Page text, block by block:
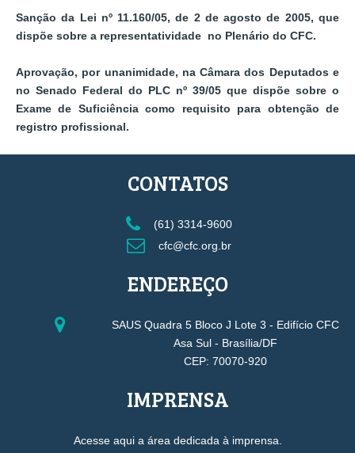
Sanção da Lei nº 11.160/05, de 2 de agosto de 2005, que
dispõe sobre a representatividade no Plenário do CFC.
Aprovação, por unanimidade, na Câmara dos Deputados e
no Senado Federal do PLC nº 39/05 que dispõe sobre o
Exame de Suficiência como requisito para obtenção de
registro profissional.
CONTATOS
(61) 3314-9600
cfc@cfc.org.br
ENDEREÇO
SAUS Quadra 5 Bloco J Lote 3 - Edifício CFC
Asa Sul - Brasília/DF
CEP: 70070-920
IMPRENSA
Acesse aqui a área dedicada à imprensa.